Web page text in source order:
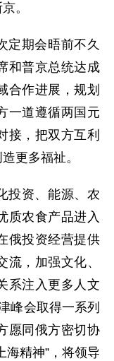
。
定期会晤前不久
和普京总统达成
合作进展，规划
一道遵循两国元
接，把双方互利
更多福祉。
投资、能源、农
质农食产品进入
俄投资经营提供
，加强文化、
系注入更多人文
峰会取得一系列
愿同俄方密切协
海精神”，将领导